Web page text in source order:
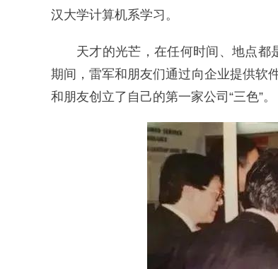
汉大学计算机系学习。
天才的光芒，在任何时间、地点
期间，雷军和朋友们通过向企业提供软
和朋友创立了自己的第一家公司“三色”。